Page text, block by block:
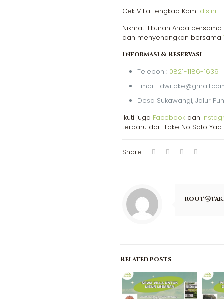
Cek Villa Lengkap Kami disini
Nikmati liburan Anda
dan menyenangkan bersama
Informasi & Reservasi
Telepon : 0821-1186-1639
Email :
Desa Sukawangi, Jalur
Ikuti juga Facebookdan
terbaru dari Take No Sato Yaa.
Share
Related posts